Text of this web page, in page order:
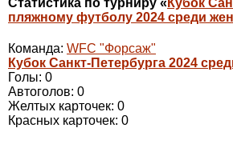
Статистика по турниру « Кубок
пляжному футболу 2024 среди
Команда: WFC "Форсаж"
Кубок Санкт-Петербурга 2024
Голы: 0
Автоголов: 0
Желтых карточек: 0
Красных карточек: 0